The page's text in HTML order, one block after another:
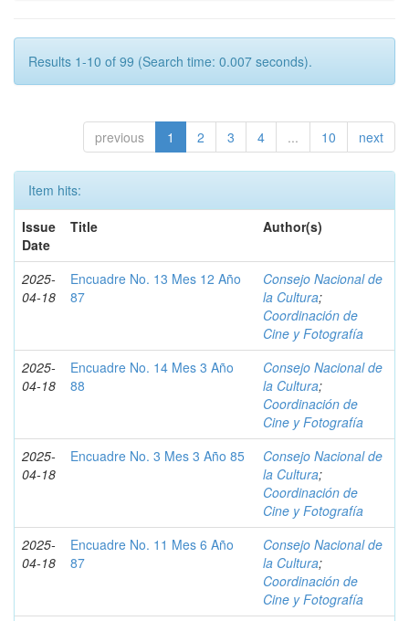
Results 1-10 of 99 (Search time: 0.007 seconds).
previous 1 2 3 4 ... 10 next
Item hits:
Issue
Date
Title Author(s)
2025-
04-18
Encuadre No. 13 Mes 12 Año
87
Consejo Nacional de
la Cultura;
Coordinación de
Cine y Fotografía
2025-
04-18
Encuadre No. 14 Mes 3 Año
88
Consejo Nacional de
la Cultura;
Coordinación de
Cine y Fotografía
2025-
04-18
Encuadre No. 3 Mes 3 Año 85
Consejo Nacional de
la Cultura;
Coordinación de
Cine y Fotografía
2025-
04-18
Encuadre No. 11 Mes 6 Año
87
Consejo Nacional de
la Cultura;
Coordinación de
Cine y Fotografía